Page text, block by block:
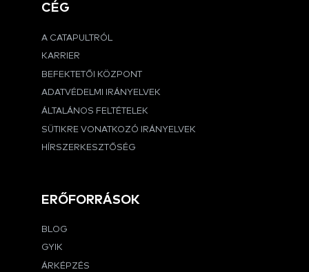
CÉG
A CATAPULTRÓL
KARRIER
BEFEKTETŐI KÖZPONT
ADATVÉDELMI IRÁNYELVEK
ÁLTALÁNOS FELTÉTELEK
SÜTIKRE VONATKOZÓ IRÁNYELVEK
HÍRSZERKESZTŐSÉG
ERŐFORRÁSOK
BLOG
GYIK
ÁRKÉPZÉS